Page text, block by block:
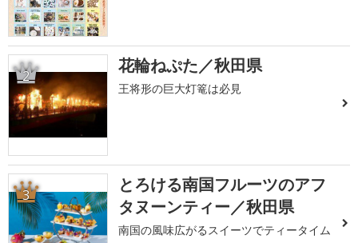
2 花輪ねぷた／秋田県
王将形の巨大灯篭は必見
3
とろける南国フルーツのアフ
タヌーンティー／秋田県
南国の風味広がるスイーツでティータイム